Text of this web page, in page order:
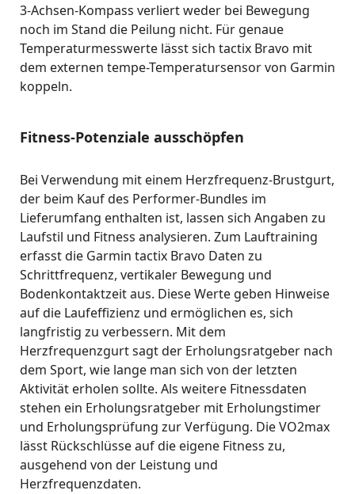
3-Achsen-Kompass verliert weder bei Bewegung
noch im Stand die Peilung nicht. Für genaue
Temperaturmesswerte lässt sich tactix Bravo mit
dem externen tempe-Temperatursensor von Garmin
koppeln.
Fitness-Potenziale ausschöpfen
Bei Verwendung mit einem Herzfrequenz-Brustgurt,
der beim Kauf des Performer-Bundles im
Lieferumfang enthalten ist, lassen sich Angaben zu
Laufstil und Fitness analysieren. Zum Lauftraining
erfasst die Garmin tactix Bravo Daten zu
Schrittfrequenz, vertikaler Bewegung und
Bodenkontaktzeit aus. Diese Werte geben Hinweise
auf die Laufeffizienz und ermöglichen es, sich
langfristig zu verbessern. Mit dem
Herzfrequenzgurt sagt der Erholungsratgeber nach
dem Sport, wie lange man sich von der letzten
Aktivität erholen sollte. Als weitere Fitnessdaten
stehen ein Erholungsratgeber mit Erholungstimer
und Erholungsprüfung zur Verfügung. Die VO2max
lässt Rückschlüsse auf die eigene Fitness zu,
ausgehend von der Leistung und
Herzfrequenzdaten.